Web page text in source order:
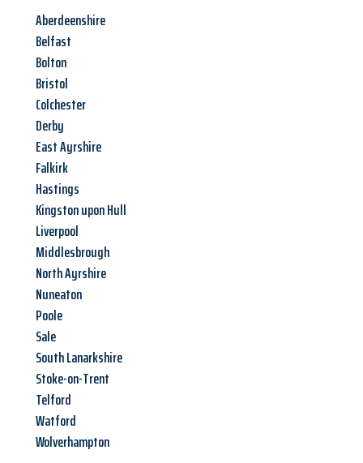
Aberdeenshire
Belfast
Bolton
Bristol
Colchester
Derby
East Ayrshire
Falkirk
Hastings
Kingston upon Hull
Liverpool
Middlesbrough
North Ayrshire
Nuneaton
Poole
Sale
South Lanarkshire
Stoke-on-Trent
Telford
Watford
Wolverhampton